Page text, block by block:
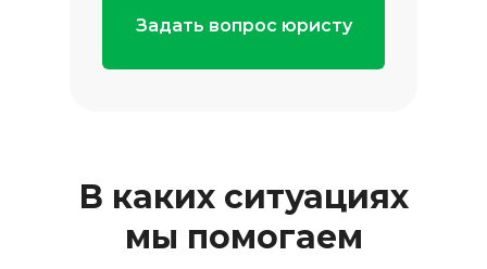
Задать вопрос юристу
В каких ситуациях
мы помогаем